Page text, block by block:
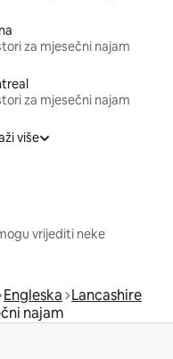
za mjesečni najam
za mjesečni najam
više
vrijediti neke
Engleska Lancashire
najam